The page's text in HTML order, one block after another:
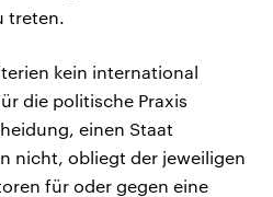
treten.
kein international
die politische Praxis
einen Staat
nicht, obliegt der jeweiligen
für oder gegen eine